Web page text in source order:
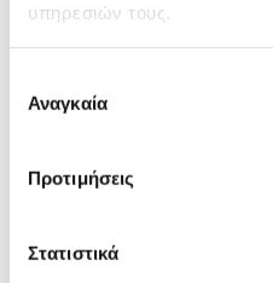
υπηρεσιών τους.
συγκατάθεσης
Αναγκαία
Προτιμήσεις
Στατιστικά
Δείτε τιμές για net